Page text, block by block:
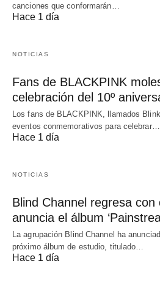
canciones que conformarán…
Hace 1 día
NOTICIAS
Fans de BLACKPINK
celebración del 10º
Los fans de BLACKPINK, llamados
eventos conmemorativos para celebrar…
Hace 1 día
NOTICIAS
Blind Channel regresa con
anuncia el álbum
La agrupación Blind Channel ha
próximo álbum de estudio, titulado…
Hace 1 día